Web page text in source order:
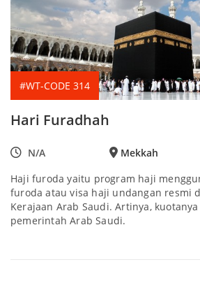
#WT-CODE 314
Hari Furadhah
N/A Mekkah
Haji furoda yaitu program haji
furoda atau visa haji undangan resmi
Kerajaan Arab Saudi. Artinya,
pemerintah Arab Saudi.